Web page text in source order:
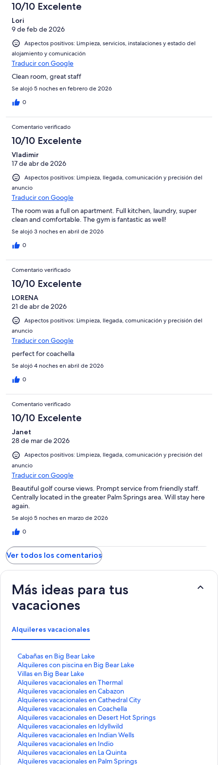
10/10 Excelente
Lori
9 de feb de 2026
Aspectos positivos: Limpieza, servicios, instalaciones y estado del
alojamiento y comunicación
Traducir con Google
Clean room, great staff
Se alojó 5 noches en febrero de 2026
0
Comentario verificado
10/10 Excelente
Vladimir
17 de abr de 2026
Aspectos positivos: Limpieza, llegada, comunicación y precisión del
anuncio
Traducir con Google
The room was a full on apartment. Full kitchen, laundry, super
clean and comfortable. The gym is fantastic as well!
Se alojó 3 noches en abril de 2026
0
Comentario verificado
10/10 Excelente
LORENA
21 de abr de 2026
Aspectos positivos: Limpieza, llegada, comunicación y precisión del
anuncio
Traducir con Google
perfect for coachella
Se alojó 4 noches en abril de 2026
0
Comentario verificado
10/10 Excelente
Janet
28 de mar de 2026
Aspectos positivos: Limpieza, llegada, comunicación y precisión del
anuncio
Traducir con Google
Beautiful golf course views. Prompt service from friendly staff.
Centrally located in the greater Palm Springs area. Will stay here
again.
Se alojó 5 noches en marzo de 2026
0
Ver todos los comentarios
Más ideas para tus
vacaciones
Alquileres vacacionales
Cabañas en Big Bear Lake
E
n
l
a
c
e
q
u
e
a
b
r
e
Alquileres con piscina en Big Bear Lake
E
n
l
a
c
e
q
u
e
a
b
r
Villas en Big Bear Lake
E
n
l
a
c
e
q
u
e
a
b
Alquileres vacacionales en Thermal
E
n
l
a
c
e
q
u
e
a
Alquileres vacacionales en Cabazon
E
n
l
a
c
e
q
u
e
Alquileres vacacionales en Cathedral City
E
n
l
a
c
e
q
u
Alquileres vacacionales en Coachella
E
n
l
a
c
e
q
Alquileres vacacionales en Desert Hot Springs
E
n
l
a
c
e
Alquileres vacacionales en Idyllwild
E
n
l
a
c
Alquileres vacacionales en Indian Wells
E
n
l
a
Alquileres vacacionales en Indio
E
n
l
Alquileres vacacionales en La Quinta
E
n
Alquileres vacacionales en Palm Springs
E